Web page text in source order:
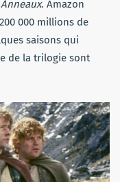
. Amazon
000 millions de
saisons qui
de la trilogie sont